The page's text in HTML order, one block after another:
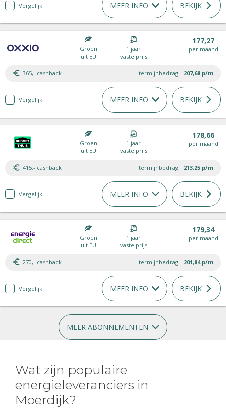
Vergelijk MEER INFO BEKIJK
Groen
uit EU
1 jaar
vaste prijs
177,27
per maand
365,- cashback termijnbedrag: 207,68 p/m
Vergelijk MEER INFO BEKIJK
Groen
uit EU
1 jaar
vaste prijs
178,66
per maand
415,- cashback termijnbedrag: 213,25 p/m
Vergelijk MEER INFO BEKIJK
Groen
uit EU
1 jaar
vaste prijs
179,34
per maand
270,- cashback termijnbedrag: 201,84 p/m
Vergelijk MEER INFO BEKIJK
MEER ABONNEMENTEN
Wat zijn populaire
energieleveranciers in
Moerdijk?